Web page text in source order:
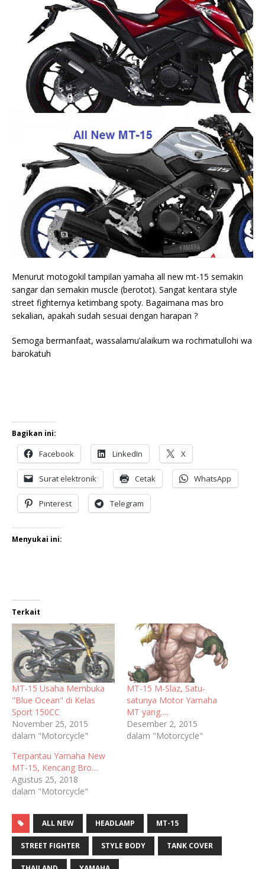
Menurut motogokil tampilan yamaha all new mt-15 semakin
sangar dan semakin muscle (berotot). Sangat kentara style
street fighternya ketimbang spoty. Bagaimana mas bro
sekalian, apakah sudah sesuai dengan harapan ?
Semoga bermanfaat, wassalamu’alaikum wa rochmatullohi wa
barokatuh
Bagikan ini:
Facebook LinkedIn X
Surat elektronik Cetak WhatsApp
Pinterest Telegram
Menyukai ini:
Terkait
MT-15 Usaha Membuka
"Blue Ocean" di Kelas
Sport 150CC
November 25, 2015
dalam "Motorcycle"
MT-15 M-Slaz, Satu-
satunya Motor Yamaha
MT yang….
Desember 2, 2015
dalam "Motorcycle"
Terpantau Yamaha New
MT-15, Kencang Bro…
Agustus 25, 2018
dalam "Motorcycle"
ALL NEW HEADLAMP MT-15
STREET FIGHTER STYLE BODY TANK COVER